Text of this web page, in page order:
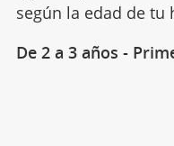
según la edad de tu
De 2 a 3 años -